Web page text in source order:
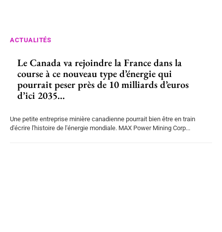
ACTUALITÉS
Le Canada va rejoindre la France dans la
course à ce nouveau type d’énergie qui
pourrait peser près de 10 milliards d’euros
d’ici 2035...
Une petite entreprise minière canadienne pourrait bien être en train
d'écrire l'histoire de l'énergie mondiale. MAX Power Mining Corp...